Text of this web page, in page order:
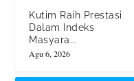
Kutim Raih Prestasi
Dalam Indeks
Masyara...
Agu 6, 2026